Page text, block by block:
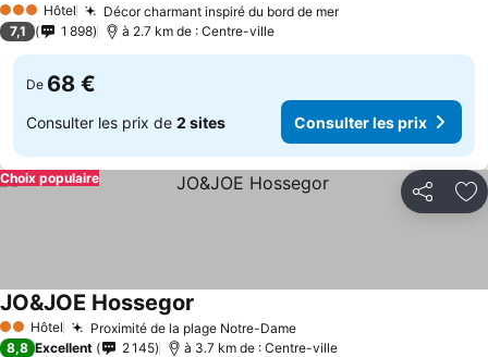
3 ÉtoilesHôtel Décor charmant inspiré du bord de mer
7,1 1 898 à 2.7 km de : Centre-ville
De 68 €
Consulter les prix de 2 sites Consulter les prix
Partager
Choix populaire
2 Étoiles
Hôtel Proximité de la plage Notre-Dame
JO&JOE Hossegor
8,8 Excellent 2 145 à 3.7 km de : Centre-ville